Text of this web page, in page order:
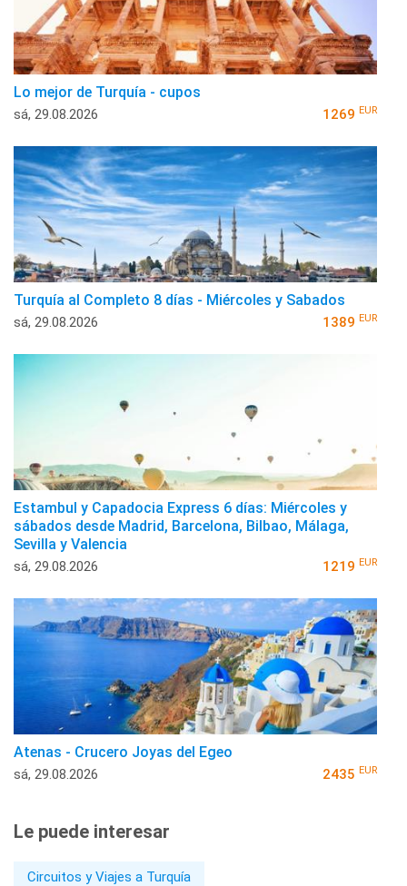
Lo mejor de Turquía - cupos
sá, 29.08.2026 1269 EUR
Turquía al Completo 8 días - Miércoles y Sabados
sá, 29.08.2026 1389 EUR
Estambul y Capadocia Express 6 días: Miércoles y
sábados desde Madrid, Barcelona, Bilbao, Málaga,
Sevilla y Valencia
sá, 29.08.2026 1219 EUR
Atenas - Crucero Joyas del Egeo
sá, 29.08.2026 2435 EUR
Le puede interesar
Circuitos y Viajes a Turquía